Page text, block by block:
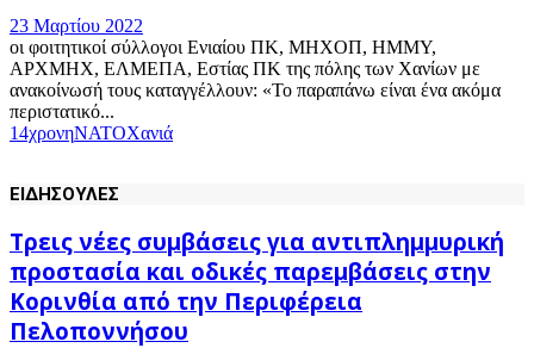
23 Μαρτίου 2022
οι φοιτητικοί σύλλογοι Ενιαίου ΠΚ, ΜΗΧΟΠ, ΗΜΜΥ,
ΑΡΧΜΗΧ, ΕΛΜΕΠΑ, Εστίας ΠΚ της πόλης των Χανίων με
ανακοίνωσή τους καταγγέλλουν: «Το παραπάνω είναι ένα ακόμα
περιστατικό...
14χρονηΝΑΤΟΧανιά
ΕΙΔΗΣΟΥΛΕΣ
Τρεις νέες συμβάσεις για αντιπλημμυρική
προστασία και οδικές παρεμβάσεις στην
Κορινθία από την Περιφέρεια
Πελοποννήσου